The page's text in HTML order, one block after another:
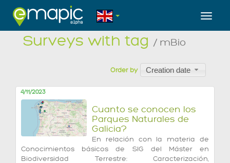
Surveys with tag / mBio
Order by Creation date
4/11/2023
Cuanto se conocen los
Parques Naturales de
Galicia?
En relación con la materia de
Conocimientos básicos de SIG del Máster en
Biodiversidad Terrestre: Caracterización,